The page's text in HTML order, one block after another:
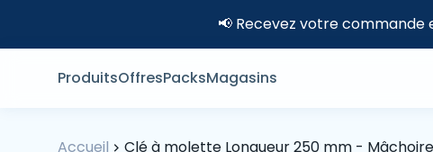
📢 Recevez votre commande
ProduitsOffresPacksMagasins
Accueil Clé à molette Longueur 250 mm -